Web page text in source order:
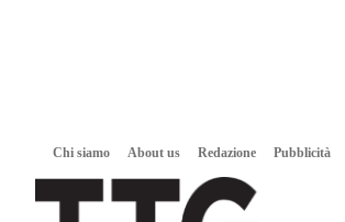
Chi siamo About us Redazione Pubblicità